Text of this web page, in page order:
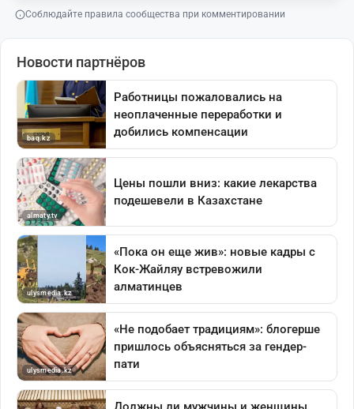
Соблюдайте правила сообщества при комментировании